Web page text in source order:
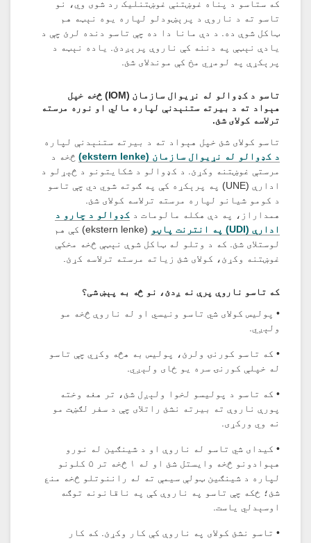
که ستاسو د پناه غوښتنې غوښتنلیک رد شوی وي، نو
تاسو ته د ناروې د پرېښودلو لپاره یوه نېټه هم
ټاکل شوې ده. د دې مانا دا ده چې تاسو دنده لرئ چې د
یادې نېټې په دننه کې ناروې پرېږدئ. یاده نېټه د
پرېکړې په لومړي مخ کې موندلای شئ.
تاسو د کډوالو له نړیوال سازمان (IOM) څخه خپل
هېواد ته د بیرته ستنېدنې لپاره مالي او نوره مرسته
ترلاسه کولای شئ.
تاسو کولای شئ خپل هېواد ته د بیرته ستنېدنې لپاره
د کډوالو له نړیوال سازمان (ekstern lenke)
څخه د
مرستې غوښتنه وکړئ. د کډوالو د شکایتونو د څېړلو د
ادارې (UNE) په پرېکړه کې په ګوته شوي دي چې تاسو
د کومو شیانو لپاره مرسته ترلاسه کولای شئ.
همداراز، په دې هکله مالومات د کډوالو د چارو د
ادارې (UDI) په انترنت پاڼو
(ekstern lenke) کې هم
لوستلای شئ. که د وتلو له ټاکل شوې نېټې څخه مخکې
غوښتنه وکړئ، کولای شئ زیاته مرسته ترلاسه کړئ.
که تاسو ناروې پرې نه ږدئ، نو څه به پېښ شی؟
• پولیس کولای شي تاسو ونیسي او له ناروې څخه مو
ولېږي.
• که تاسو کورنۍ ولرئ، پولیس به هڅه وکړي چې تاسو
له خپلې کورنۍ سره یو ځای ولېږي.
• که تاسو د پولیسو لخوا ولېږل شئ، تر هغه وخته
پورې ناروې ته بیرته نشئ راتلای چې د سفر لګښت مو
نه وي ورکړی.
• کیدای شي تاسو له ناروې او د شینګین له نورو
هېوادونو څخه وایستل شئ او له ۱ څخه تر ۵ کلونو
لپاره د شینګین ټولې سیمې ته له راننوتلو څخه منع
شئ؛ ځکه چې تاسو په ناروې کې په ناقانونه توګه
اوسېدلي یاست.
• تاسو نشئ کولای په ناروې کې کار وکړئ. که کار